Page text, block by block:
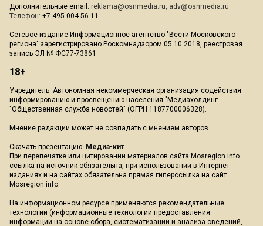
Дополнительные email: reklama@osnmedia.ru, adv@osnmedia.ru
Телефон: +7 495 004-56-11
Сетевое издание Информационное агентство "Вести Московского
региона" зарегистрировано Роскомнадзором 05.10.2018, реестровая
запись ЭЛ № ФС77-73861.
18+
Учредитель: Автономная некоммерческая организация содействия
информированию и просвещению населения "Медиахолдинг
"Общественная служба новостей" (ОГРН 1187700006328).
Мнение редакции может не совпадать с мнением авторов.
Скачать презентацию: Медиа-кит
При перепечатке или цитировании материалов сайта Mosregion.info
ссылка на источник обязательна, при использовании в Интернет-
изданиях и на сайтах обязательна прямая гиперссылка на сайт
Mosregion.info.
На информационном ресурсе применяются рекомендательные
технологии (информационные технологии предоставления
информации на основе сбора, систематизации и анализа сведений,